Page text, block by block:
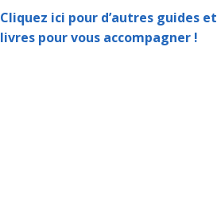
Cliquez ici pour d’autres guides et
livres pour vous accompagner !